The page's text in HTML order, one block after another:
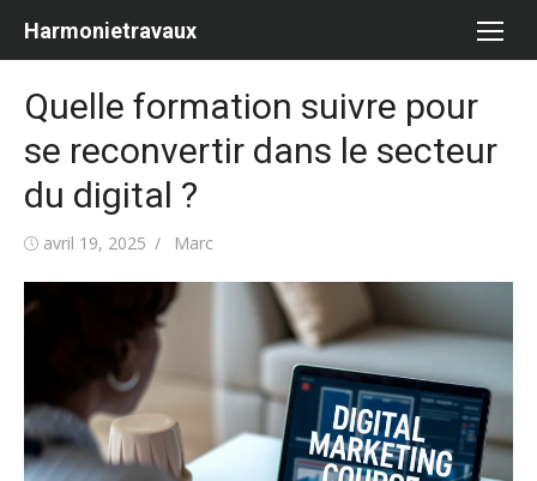
Harmonietravaux
Quelle formation suivre pour
se reconvertir dans le secteur
du digital ?
Publiéavril 19, 2025 Auteur/autrice
Marc